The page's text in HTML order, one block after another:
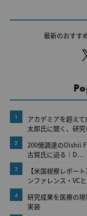
最新のおすす
1
アカデミアを超え
太郎氏に聞く、研
2
200億調達のOishii
古賀氏に迫る｜D…
3
【米国視察レポー
ンファレンス・VC
4
研究成果を医療の
実装